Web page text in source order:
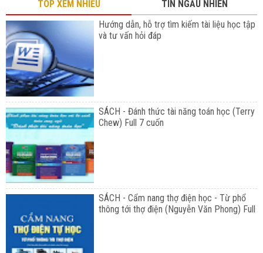
TOP XEM NHIỀU
TIN NGẪU NHIÊN
Hướng dẫn, hỗ trợ tìm kiếm tài liệu học tập
và tư vấn hỏi đáp
SÁCH - Đánh thức tài năng toán học (Terry
Chew) Full 7 cuốn
SÁCH - Cẩm nang thợ điện học - Từ phổ
thông tới thợ điện (Nguyễn Văn Phong) Full